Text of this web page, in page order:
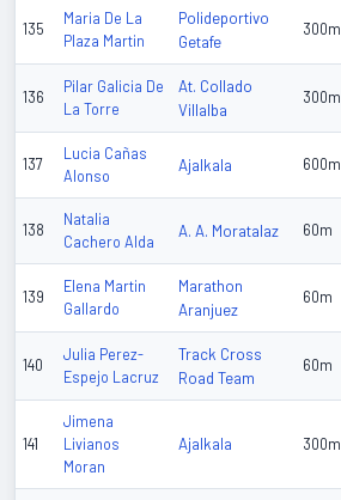
135
Maria De La
Plaza Martin
Polideportivo
Getafe
300m
136
Pilar Galicia De
La Torre
At. Collado
Villalba
300m
137
Lucia Cañas
Alonso
Ajalkala 600m
138
Natalia
Cachero Alda
A. A. Moratalaz 60m
139
Elena Martin
Gallardo
Marathon
Aranjuez
60m
140
Julia Perez-
Espejo Lacruz
Track Cross
Road Team
60m
141
Jimena
Livianos
Moran
Ajalkala 300m